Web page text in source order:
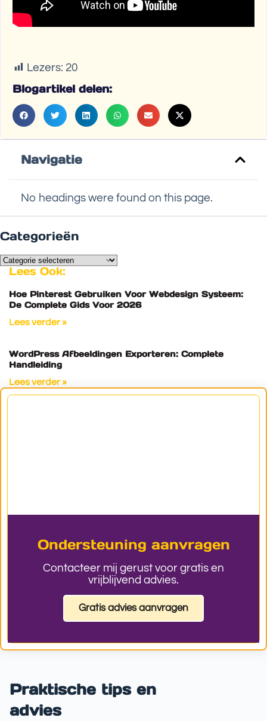
Lezers: 20
Blogartikel delen:
Navigatie
No headings were found on this page.
Categorieën
Lees Ook:
Hoe Pinterest Gebruiken Voor Webdesign Systeem:
De Complete Gids Voor 2026
Lees verder »
WordPress Afbeeldingen Exporteren: Complete
Handleiding
Lees verder »
Ondersteuning aanvragen
Contacteer mij gerust voor gratis en
vrijblijvend advies.
Gratis advies aanvragen
Praktische tips en
advies